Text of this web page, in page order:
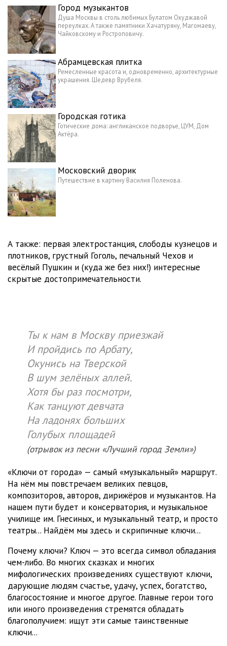
Город музыкантов
Душа Москвы в столь любимых Булатом Окуджавой
переулках. А также памятники Хачатуряну, Магомаеву,
Чайковскому и Ростроповичу.
Абрамцевская плитка
Ремесленные красота и, одновременно, архитектурные
украшения. Шедевр Врубеля.
Городская готика
Готические дома: англиканское подворье, ЦУМ, Дом
Актёра.
Московский дворик
Путешествие в картину Василия Поленова.
А также: первая электростанция, слободы кузнецов и
плотников, грустный Гоголь, печальный Чехов и
весёлый Пушкин и (куда же без них!) интересные
скрытые достопримечательности.
Ты к нам в Москву приезжай
И пройдись по Арбату,
Окунись на Тверской
В шум зелёных аллей.
Хотя бы раз посмотри,
Как танцуют девчата
На ладонях больших
Голубых площадей
(отрывок из песни «Лучший город Земли»)
«Ключи от города» — самый «музыкальный» маршрут.
На нём мы повстречаем великих певцов,
композиторов, авторов, дирижёров и музыкантов. На
нашем пути будет и консерватория, и музыкальное
училище им. Гнесиных, и музыкальный театр, и просто
театры... Найдём мы здесь и скрипичные ключи...
Почему ключи? Ключ — это всегда символ обладания
чем-либо. Во многих сказках и многих
мифологических произведениях существуют ключи,
дарующие людям счастье, удачу, успех, богатство,
благосостояние и многое другое. Главные герои того
или иного произведения стремятся обладать
благополучием: ищут эти самые таинственные
ключи...